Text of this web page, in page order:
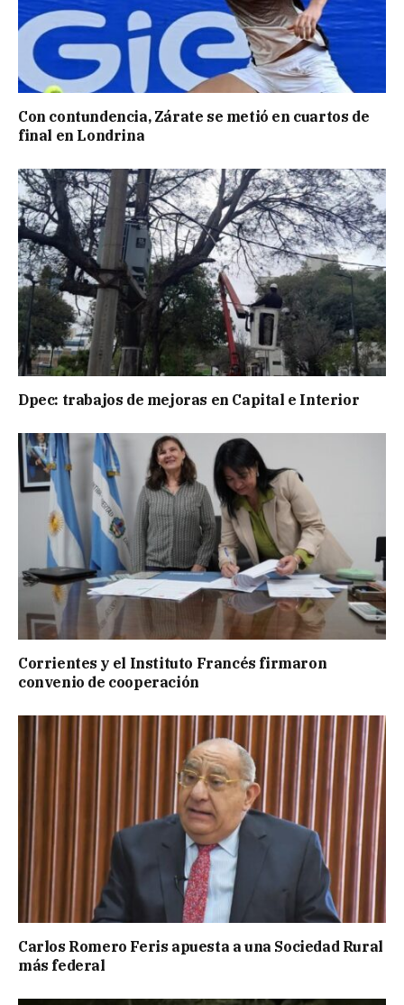
Con contundencia, Zárate se metió en cuartos de
final en Londrina
Dpec: trabajos de mejoras en Capital e Interior
Corrientes y el Instituto Francés firmaron
convenio de cooperación
Carlos Romero Feris apuesta a una Sociedad Rural
más federal